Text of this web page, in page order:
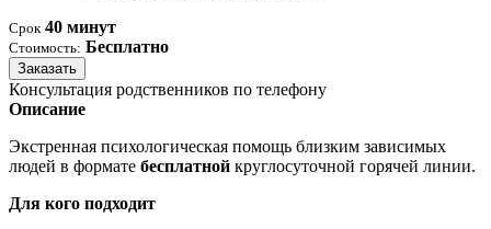
Срок 40 минут
Стоимость: Бесплатно
Заказать
Консультация родственников по телефону
Описание
Экстренная психологическая помощь близким зависимых
людей в формате бесплатной круглосуточной горячей линии.
Для кого подходит